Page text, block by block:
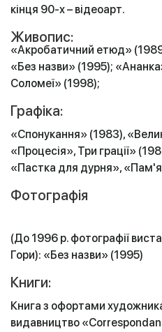
кінця 90-х – відеоарт.
Живопис:
«Акробатичний етюд»
«Без назви» (1995);
Соломеї» (1998);
Графіка:
«Спонукання» (1983),
«Процесія», Три грації»
«Пастка для дурня»,
Фотографія
(До 1996 р. фотографії
Гори): «Без назви» (1995)
Книги:
Книга з офортами
видавництво